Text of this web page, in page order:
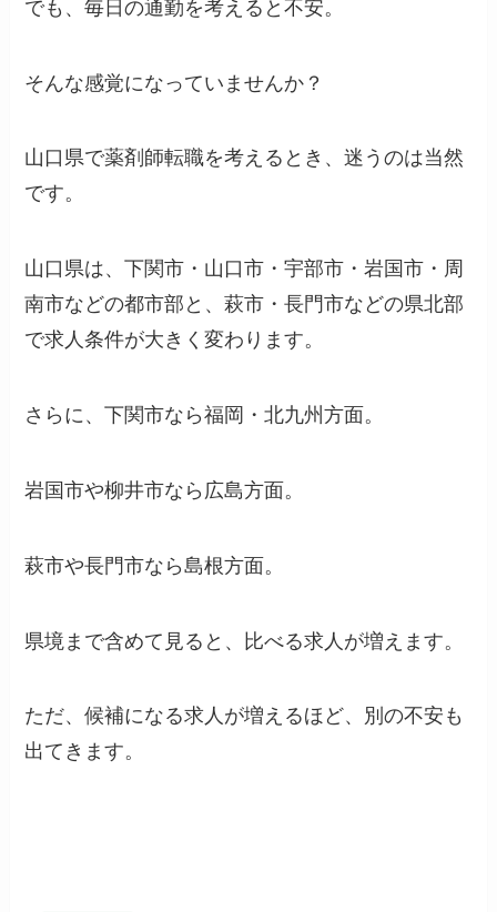
でも、毎日の通勤を考えると不安。
そんな感覚になっていませんか？
山口県で薬剤師転職を考えるとき、迷うのは当然
です。
山口県は、下関市・山口市・宇部市・岩国市・周
南市などの都市部と、萩市・長門市などの県北部
で求人条件が大きく変わります。
さらに、下関市なら福岡・北九州方面。
岩国市や柳井市なら広島方面。
萩市や長門市なら島根方面。
県境まで含めて見ると、比べる求人が増えます。
ただ、候補になる求人が増えるほど、別の不安も
出てきます。